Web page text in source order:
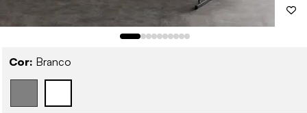
Cor: Branco